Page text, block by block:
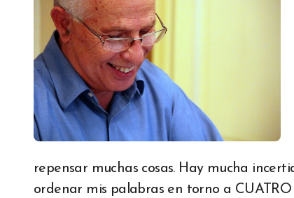
repensar muchas cosas. Hay mucha
ordenar mis palabras en torno a CUATRO